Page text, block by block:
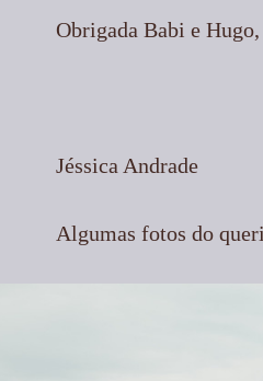
Obrigada Babi e
Jéssica Andrade
Algumas fotos do